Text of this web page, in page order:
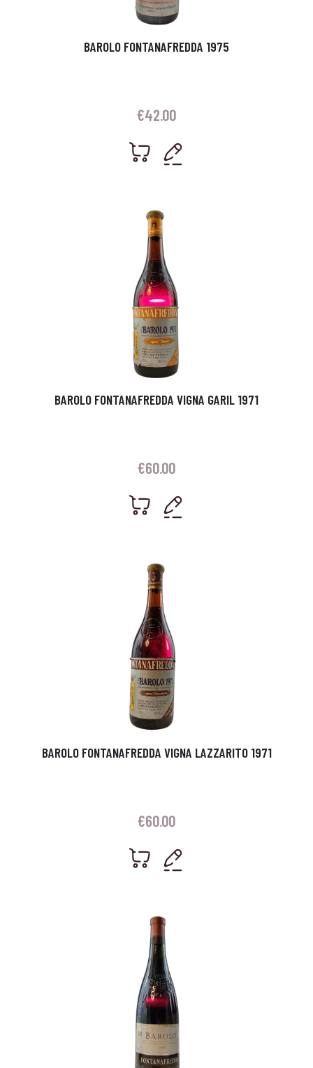
BAROLO FONTANAFREDDA 1975
€42.00
BAROLO FONTANAFREDDA VIGNA GARIL 1971
€60.00
BAROLO FONTANAFREDDA VIGNA LAZZARITO 1971
€60.00